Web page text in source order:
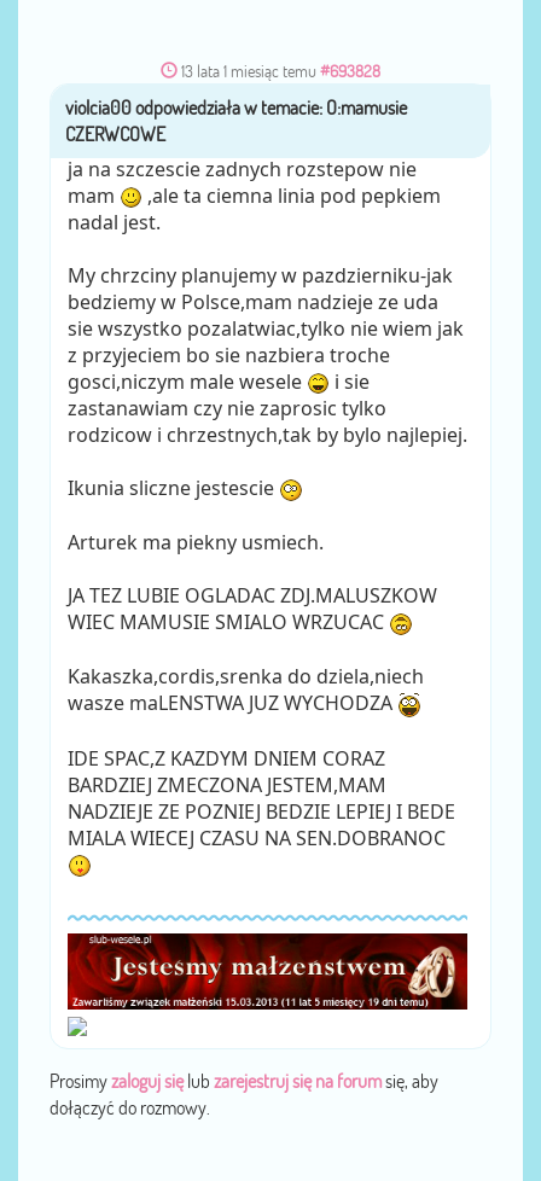
13 lata 1 miesiąc temu #693828
przezviolcia00
ja na szczescie zadnych rozstepow nie
mam
,ale ta ciemna linia pod pepkiem
nadal jest.
My chrzciny planujemy w pazdzierniku-jak
bedziemy w Polsce,mam nadzieje ze uda
sie wszystko pozalatwiac,tylko nie wiem jak
z przyjeciem bo sie nazbiera troche
gosci,niczym male wesele
i sie
zastanawiam czy nie zaprosic tylko
rodzicow i chrzestnych,tak by bylo najlepiej.
Ikunia sliczne jestescie
Arturek ma piekny usmiech.
JA TEZ LUBIE OGLADAC ZDJ.MALUSZKOW
WIEC MAMUSIE SMIALO WRZUCAC
Kakaszka,cordis,srenka do dziela,niech
wasze maLENSTWA JUZ WYCHODZA
IDE SPAC,Z KAZDYM DNIEM CORAZ
BARDZIEJ ZMECZONA JESTEM,MAM
NADZIEJE ZE POZNIEJ BEDZIE LEPIEJ I BEDE
MIALA WIECEJ CZASU NA SEN.DOBRANOC
Prosimyzaloguj sięlub zarejestruj się na forumsię, aby
dołączyć do rozmowy.